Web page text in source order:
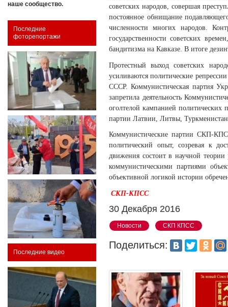
наше сообщество.
Последние
фоторепортажи
Последние видео
советских народов, совершая
постоянное обнищание
численности многих народов.
государственности советских
бандитизма на Кавказе. В итоге
Протестный выход советских
усиливаются политические
СССР. Коммунистическая партия
запретила деятельность
оголтелой кампанией политических
партии Латвии, Литвы,
Коммунистические партии СКП-
политический опыт, созревая к
движения состоит в научной
коммунистическими партиями
объективной логикой истории
СКП-КПСС
30 Декабря 2016
Новости СКП КПСС
Поделиться: